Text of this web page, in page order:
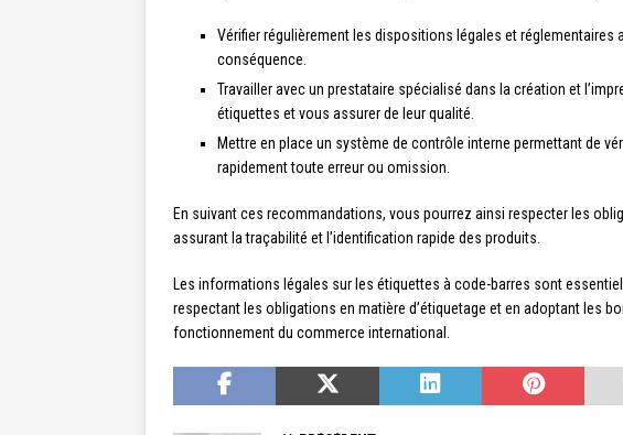
Vérifier régulièrement les dispositions légales et
conséquence.
Travailler avec un prestataire spécialisé dans la création et
étiquettes et vous assurer de leur qualité.
Mettre en place un système de contrôle interne permettant de
rapidement toute erreur ou omission.
En suivant ces recommandations, vous pourrez ainsi respecter les
assurant la traçabilité et l’identification rapide des produits.
Les informations légales sur les étiquettes à code-barres sont
respectant les obligations en matière d’étiquetage et en adoptant les
fonctionnement du commerce international.